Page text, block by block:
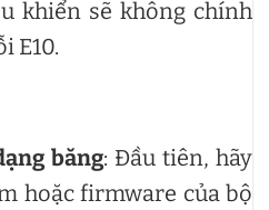
khiển sẽ không chính
E10.
băng: Đầu tiên, hãy
hoặc firmware của bộ